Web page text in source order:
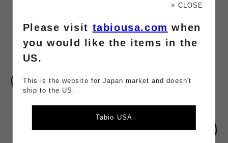
× CLOSE
Please visit tabiousa.com when
you would like the items in the
US.
This is the website for Japan market and doesn't
ship to the US.
Tabio USA